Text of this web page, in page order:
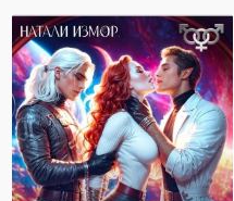
Желанная для авантюристов
Натали Измор
В ПРОЦЕССЕ
311.5K
Любовь страсть мжм